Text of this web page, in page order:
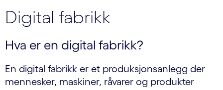
Digital fabrikk
Hva er en digital fabrikk?
En digital fabrikk er et produksjonsanlegg der
mennesker, maskiner, råvarer og produkter